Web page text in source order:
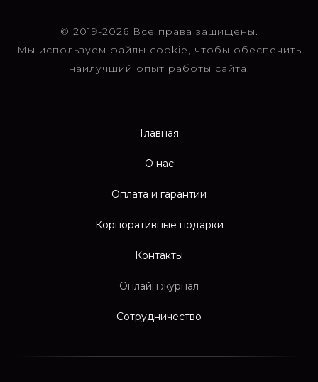
© 2019-2026 Все права защищены.
Мы используем файлы cookie, чтобы обеспечить
наилучший опыт работы сайта.
Главная
О нас
Оплата и гарантии
Корпоративные подарки
Контакты
Онлайн журнал
Сотрудничество